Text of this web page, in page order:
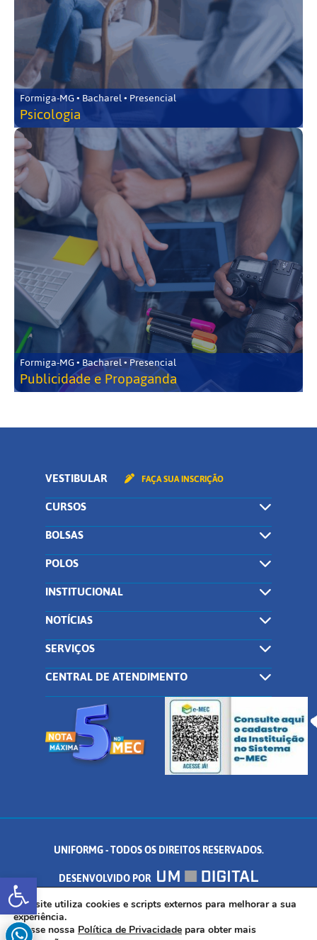
Abrir a barra de ferramentas
Formiga-MG • Bacharel • Presencial
Psicologia
Formiga-MG • Bacharel • Presencial
Publicidade e Propaganda
VESTIBULAR FAÇA SUA INSCRIÇÃO
CURSOS
BOLSAS
POLOS
INSTITUCIONAL
NOTÍCIAS
SERVIÇOS
CENTRAL DE ATENDIMENTO
UNIFORMG - TODOS OS DIREITOS RESERVADOS.
DESENVOLVIDO POR
AV. DR. ARNALDO DE SENNA, 328 - PALMEIRAS, FORMIGA/MG - CEP:
35.574.530
Este site utiliza cookies e scripts externos para melhorar a sua
experiência.
Acesse nossa Política de Privacidade para obter mais